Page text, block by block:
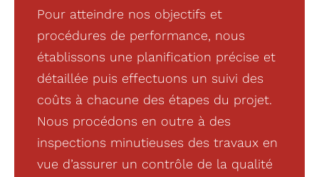
Pour atteindre nos objectifs et
procédures de performance, nous
établissons une planification précise et
détaillée puis effectuons un suivi des
coûts à chacune des étapes du projet.
Nous procédons en outre à des
inspections minutieuses des travaux en
vue d’assurer un contrôle de la qualité